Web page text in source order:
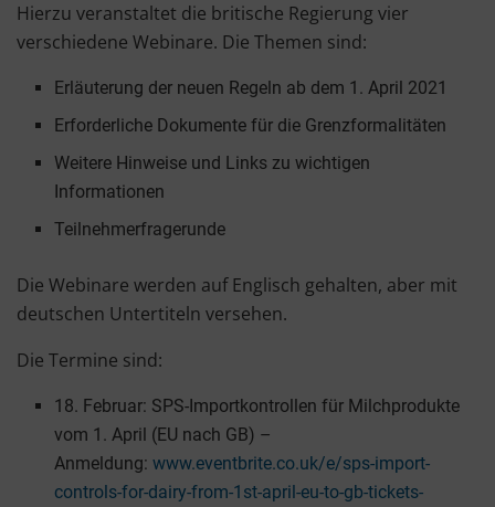
Hierzu veranstaltet die britische Regierung vier
verschiedene Webinare. Die Themen sind:
Erläuterung der neuen Regeln ab dem 1. April 2021
Erforderliche Dokumente für die Grenzformalitäten
Weitere Hinweise und Links zu wichtigen
Informationen
Teilnehmerfragerunde
Die Webinare werden auf Englisch gehalten, aber mit
deutschen Untertiteln versehen.
Die Termine sind:
18. Februar: SPS-Importkontrollen für Milchprodukte
vom 1. April (EU nach GB) –
Anmeldung:www.eventbrite.co.uk/e/sps-import-
controls-for-dairy-from-1st-april-eu-to-gb-tickets-